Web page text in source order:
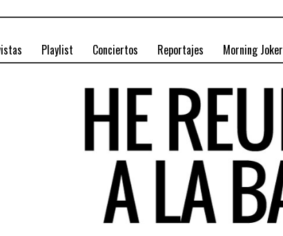
Playlist Conciertos Reportajes Morning Joker